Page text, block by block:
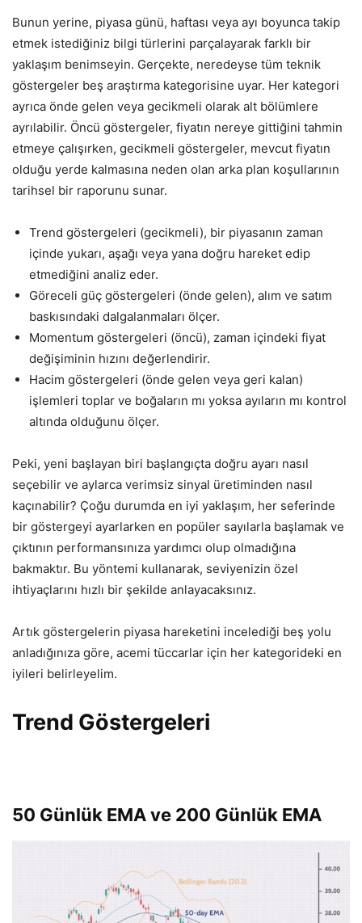
Bunun yerine, piyasa günü, haftası veya ayı boyunca takip
etmek istediğiniz bilgi türlerini parçalayarak farklı bir
yaklaşım benimseyin. Gerçekte, neredeyse tüm teknik
göstergeler beş araştırma kategorisine uyar. Her kategori
ayrıca önde gelen veya gecikmeli olarak alt bölümlere
ayrılabilir. Öncü göstergeler, fiyatın nereye gittiğini tahmin
etmeye çalışırken, gecikmeli göstergeler, mevcut fiyatın
olduğu yerde kalmasına neden olan arka plan koşullarının
tarihsel bir raporunu sunar.
Trend göstergeleri (gecikmeli), bir piyasanın zaman
içinde yukarı, aşağı veya yana doğru hareket edip
etmediğini analiz eder.
Göreceli güç göstergeleri (önde gelen), alım ve satım
baskısındaki dalgalanmaları ölçer.
Momentum göstergeleri (öncü), zaman içindeki fiyat
değişiminin hızını değerlendirir.
Hacim göstergeleri (önde gelen veya geri kalan)
işlemleri toplar ve boğaların mı yoksa ayıların mı kontrol
altında olduğunu ölçer.
Peki, yeni başlayan biri başlangıçta doğru ayarı nasıl
seçebilir ve aylarca verimsiz sinyal üretiminden nasıl
kaçınabilir? Çoğu durumda en iyi yaklaşım, her seferinde
bir göstergeyi ayarlarken en popüler sayılarla başlamak ve
çıktının performansınıza yardımcı olup olmadığına
bakmaktır. Bu yöntemi kullanarak, seviyenizin özel
ihtiyaçlarını hızlı bir şekilde anlayacaksınız.
Artık göstergelerin piyasa hareketini incelediği beş yolu
anladığınıza göre, acemi tüccarlar için her kategorideki en
iyileri belirleyelim.
Trend Göstergeleri
50 Günlük EMA ve 200 Günlük EMA